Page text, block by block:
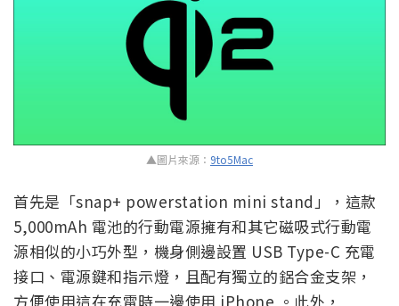
▲圖片來源： 9to5Mac
首先是「snap+ powerstation mini stand」，這款
5,000mAh 電池的行動電源擁有和其它磁吸式行動電
源相似的小巧外型，機身側邊設置 USB Type-C 充電
接口、電源鍵和指示燈，且配有獨立的鋁合金支架，
方便使用這在充電時一邊使用 iPhone 。此外，